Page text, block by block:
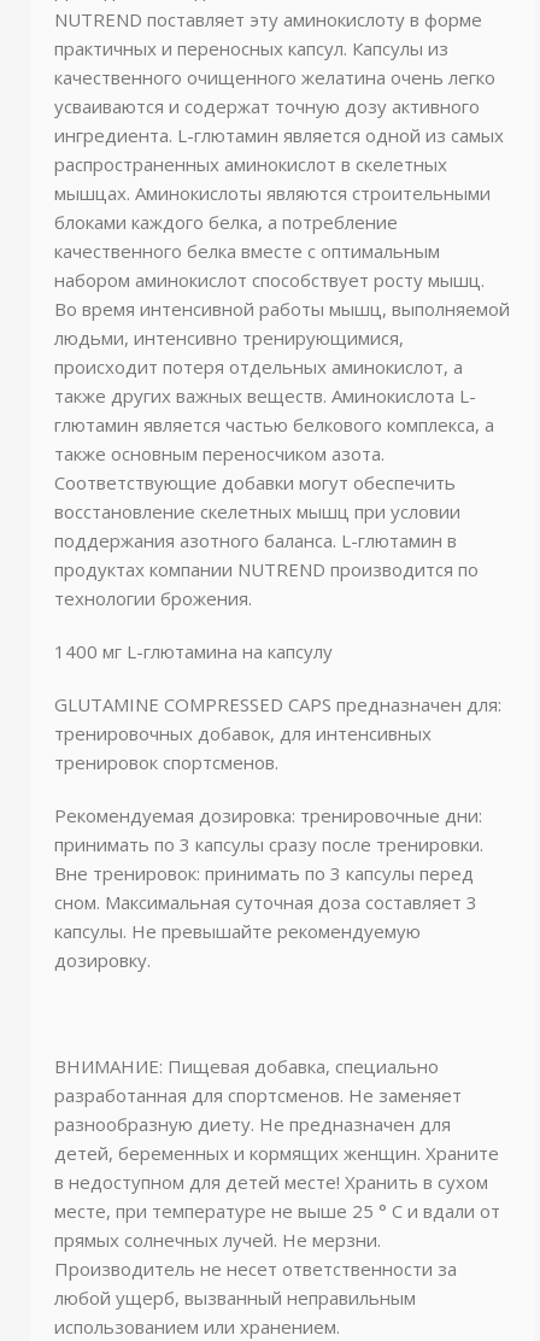
NUTREND поставляет эту аминокислоту в форме
практичных и переносных капсул. Капсулы из
качественного очищенного желатина очень легко
усваиваются и содержат точную дозу активного
ингредиента. L-глютамин является одной из самых
распространенных аминокислот в скелетных
мышцах. Аминокислоты являются строительными
блоками каждого белка, а потребление
качественного белка вместе с оптимальным
набором аминокислот способствует росту мышц.
Во время интенсивной работы мышц, выполняемой
людьми, интенсивно тренирующимися,
происходит потеря отдельных аминокислот, а
также других важных веществ. Аминокислота L-
глютамин является частью белкового комплекса, а
также основным переносчиком азота.
Соответствующие добавки могут обеспечить
восстановление скелетных мышц при условии
поддержания азотного баланса. L-глютамин в
продуктах компании NUTREND производится по
технологии брожения.
1400 мг L-глютамина на капсулу
GLUTAMINE COMPRESSED CAPS предназначен для:
тренировочных добавок, для интенсивных
тренировок спортсменов.
Рекомендуемая дозировка: тренировочные дни:
принимать по 3 капсулы сразу после тренировки.
Вне тренировок: принимать по 3 капсулы перед
сном. Максимальная суточная доза составляет 3
капсулы. Не превышайте рекомендуемую
дозировку.
ВНИМАНИЕ: Пищевая добавка, специально
разработанная для спортсменов. Не заменяет
разнообразную диету. Не предназначен для
детей, беременных и кормящих женщин. Храните
в недоступном для детей месте! Хранить в сухом
месте, при температуре не выше 25 ° C и вдали от
прямых солнечных лучей. Не мерзни.
Производитель не несет ответственности за
любой ущерб, вызванный неправильным
использованием или хранением.